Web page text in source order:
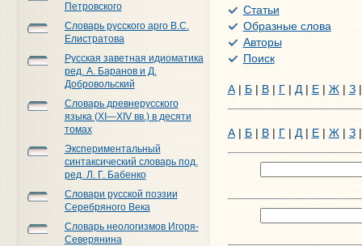
Петровского
Словарь русского арго В.С.
Елистратова
Русская заветная идиоматика
ред. А. Баранов и Д.
Добровольский
Словарь древнерусского
языка (XI—XIV вв.) в десяти
томах
Экспериментальный
синтаксический словарь под.
ред. Л. Г. Бабенко
Словари русской поэзии
Серебряного Века
Словарь неологизмов Игоря-
Северянина
Статьи
Образные слова
Авторы
Поиск
А| Б| В| Г| Д| Е| Ж| З
А| Б| В| Г| Д| Е| Ж| З